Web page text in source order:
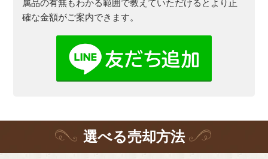
属品の有無もわかる範囲で教えていただけるとより正
確な金額がご案内できます。
選べる売却方法